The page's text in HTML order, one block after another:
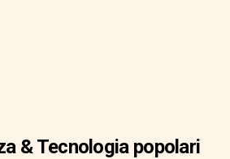
& Tecnologia popolari